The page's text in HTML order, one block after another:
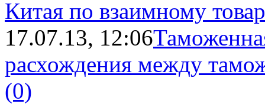
Китая по взаимному
17.07.13, 12:06
расхождения между
(0)